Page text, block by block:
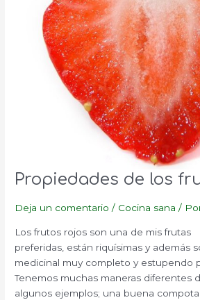
Propiedades de los
Deja un comentario / Cocina sana /
Los frutos rojos son una de mis frutas
preferidas, están riquísimas y además
medicinal muy completo y estupendo
Tenemos muchas maneras diferentes
algunos ejemplos; una buena